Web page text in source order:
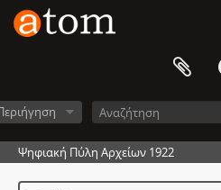
Ψηφιακή Πύλη Αρχείων 1922